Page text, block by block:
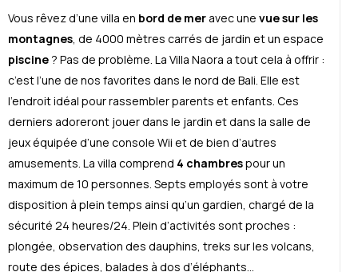
Vous rêvez d’une villa en bord de mer avec une vue sur les
montagnes , de 4000 mètres carrés de jardin et un espace
piscine ? Pas de problème. La Villa Naora a tout cela à offrir :
c’est l’une de nos favorites dans le nord de Bali. Elle est
l’endroit idéal pour rassembler parents et enfants. Ces
derniers adoreront jouer dans le jardin et dans la salle de
jeux équipée d’une console Wii et de bien d’autres
amusements. La villa comprend 4 chambrespour un
maximum de 10 personnes. Septs employés sont à votre
disposition à plein temps ainsi qu’un gardien, chargé de la
sécurité 24 heures/24. Plein d’activités sont proches :
plongée, observation des dauphins, treks sur les volcans,
route des épices, balades à dos d’éléphants…